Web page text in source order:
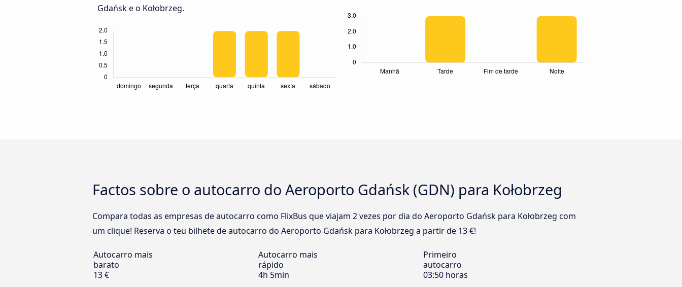
Gdańsk e o Kołobrzeg.
Factos sobre o autocarro do Aeroporto Gdańsk (GDN) para Kołobrzeg
Compara todas as empresas de autocarro como FlixBus que viajam 2 vezes por dia do Aeroporto Gdańsk para Kołobrzeg com
um clique! Reserva o teu bilhete de autocarro do Aeroporto Gdańsk para Kołobrzeg a partir de 13 €!
Autocarro mais
barato
13 €
Autocarro mais
rápido
4h 5min
Primeiro
autocarro
03:50 horas